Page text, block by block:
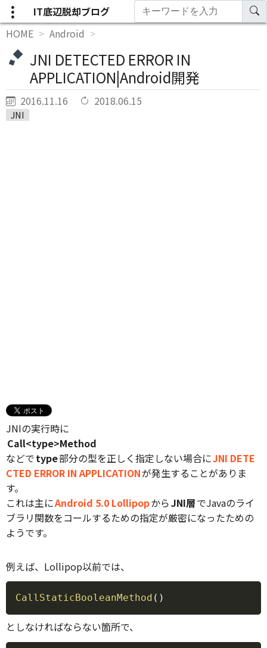
IT底辺脱却ブログ
HOME
Android
JNI DETECTED ERROR IN
APPLICATION|Android開発
2016.11.16 2018.06.15
JNI
JNIの実行時に
Call<type>Method
などでtype部分の型を正しく指定しない場合にJNI DETE
CTED ERROR IN APPLICATIONが発生することがありま
す。
これは主にAndroid 5.0 LollipopからJNI層でJavaのライ
ブラリ関数をコールするための指定が厳密になったための
ようです。
例えば、Lollipop以前では、
CallStaticBooleanMethod ( )
としなければならない箇所で、